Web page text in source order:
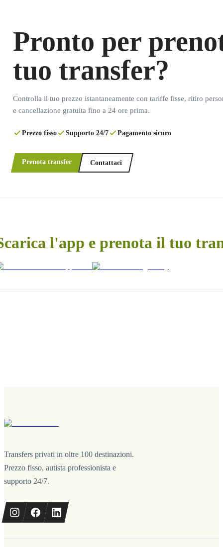
Pronto per
tuo transfer?
Controlla il tuo prezzo istantaneamente con tariffe fisse, ritiro
e cancellazione gratuita fino a 24 ore prima.
Prezzo fisso Supporto 24/7 Pagamento sicuro
Prenota transfer Contattaci
l'app e prenota il tuo
Transfers privati in oltre 100 destinazioni.
Prezzo fisso, autista professionista e
supporto 24/7.